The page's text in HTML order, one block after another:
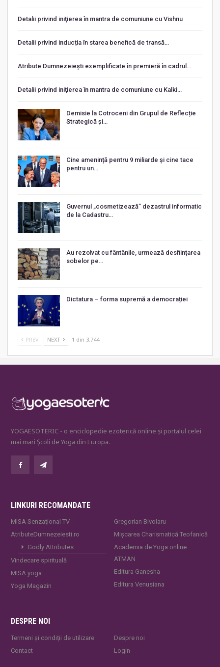
Detalii privind iniţierea în mantra de comuniune cu Vishnu
Detalii privind inducția în starea benefică de transă…
Atribute Dumnezeiești exemplificate în premieră în cadrul…
Detalii privind iniţierea în mantra de comuniune cu Kalki…
Demisie la Cotroceni din Grupul de Reflecție
Strategică și…
Cine amenință pentru 9 miliarde și cine tace
pentru un…
Guvernul „cosmetizează” dezastrul informatic
de la Cadastru…
Au rezolvat cu fântânile, urmează desființarea
sobelor pe…
Dictatura – forma supremă a democrației
PREV NEXT 1 din 3.744
YOGAESOTERIC - o enciclopedie ezoterică online și portalul celei
mai mari Școli de Yoga din Europa.
LINKURI RECOMANDATE
MISA Senzaţional TV
AtributeDumnezeiesti.ro
Godly Attributes
Vindecare spirituală
MISA.yoga
Yoga Magazin
Gregorian Bivolaru
Mișcarea Charismatică Teofanică
Academia de Yoga online
ATMAN
Editura Ganesha
Editura Venusiana
DESPRE NOI
Termeni și condiții de utilizare
Contact
Despre noi
Login